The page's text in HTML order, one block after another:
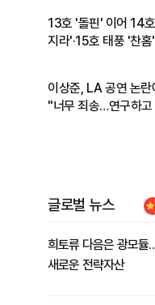
13호 '돌핀' 이어 14
지라'·15호 태풍 '찬
이상준, LA 공연 논란
"너무 죄송…연구하고
글로벌 뉴스
희토류 다음은 광모듈
새로운 전략자산